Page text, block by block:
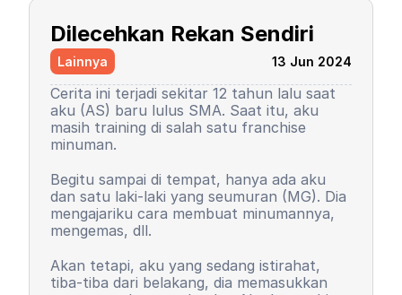
ada petir menyambar saya. Entah kenapa,
sampai saat ini pun saya tidak tahu
alasannya, yang pasti rasanya tidak
nyaman.
peraih ranking 1. Ranking saya turun, tapi
masih 3 besar. Begitu pula rasa percaya diri
saya. Saya mulai menutup diri, takut salah,
seringkali berasumsi negatif atas perilaku
teman-teman saya. Seorang teman lelaki
sempat mengucapkan sebuah kalimat yang
sampai sekarang bahkan hingga ajal
menjemput terpatri di ingatan saya. Saya
tersebut tidak pantas dan saya baru
paham saat di asrama. Dia bilang, “Wuuu!
Kamu tuh nggak punya harga diri!”
Bayangkan, siswa sekolah dasar zaman itu
kepada siapa pun, kami setelahnya juga
tetap berteman, tetap menjadi duo rival
Kemudian orangtua saya memutuskan
untuk menyekolahkan saya di asrama.
Saya memutuskan untuk mengubah
mengerti dan paham arti bullying. Saya
baru sadar, ternyata dulu saya orang yang
Dilecehkan Rekan Sendiri
Lainnya 13 Jun 2024
Cerita ini terjadi sekitar 12 tahun lalu saat
aku (AS) baru lulus SMA. Saat itu, aku
masih training di salah satu franchise
minuman.
Begitu sampai di tempat, hanya ada aku
dan satu laki-laki yang seumuran (MG). Dia
mengajariku cara membuat minumannya,
mengemas, dll.
Akan tetapi, aku yang sedang istirahat,
tiba-tiba dari belakang, dia memasukkan